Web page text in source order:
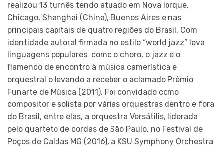
realizou 13 turnês tendo atuado em Nova Iorque,
Chicago, Shanghai (China), Buenos Aires e nas
principais capitais de quatro regiões do Brasil. Com
identidade autoral firmada no estilo “world jazz” leva
linguagens populares como o choro, o jazz e o
flamenco de encontro à música camerística e
orquestral o levando a receber o aclamado Prêmio
Funarte de Música (2011). Foi convidado como
compositor e solista por várias orquestras dentro e fora
do Brasil, entre elas, a orquestra Versátilis, liderada
pelo quarteto de cordas de São Paulo, no Festival de
Poços de Caldas MG (2016), a KSU Symphony Orchestra